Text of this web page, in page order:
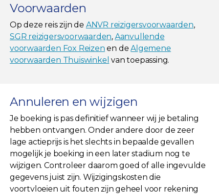
Voorwaarden
Op deze reis zijn de ANVR reizigersvoorwaarden,
SGR reizigersvoorwaarden, Aanvullende
voorwaarden Fox Reizen en deAlgemene
voorwaarden Thuiswinkel van toepassing.
Annuleren en wijzigen
Je boeking is pas definitief wanneer wij je betaling
hebben ontvangen. Onder andere door de zeer
lage actieprijs is het slechts in bepaalde gevallen
mogelijk je boeking in een later stadium nog te
wijzigen. Controleer daarom goed of alle ingevulde
gegevens juist zijn. Wijzigingskosten die
voortvloeien uit fouten zijn geheel voor rekening